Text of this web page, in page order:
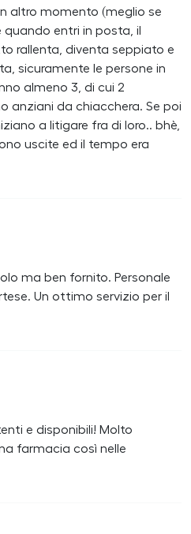
altro momento (meglio se
quando entri in posta, il
rallenta, diventa seppiato e
sicuramente le persone in
almeno 3, di cui 2
anziani da chiacchera. Se poi
a litigare fra di loro.. bhè,
uscite ed il tempo era
ma ben fornito. Personale
Un ottimo servizio per il
e disponibili! Molto
farmacia così nelle